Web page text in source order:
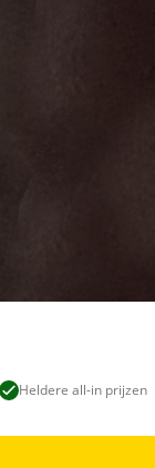
Heldere all-in prijzen